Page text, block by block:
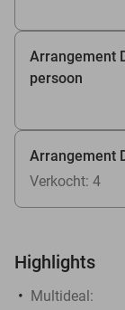
Arrangement
persoon
Arrangement
Verkocht: 4
Highlights
Multideal: